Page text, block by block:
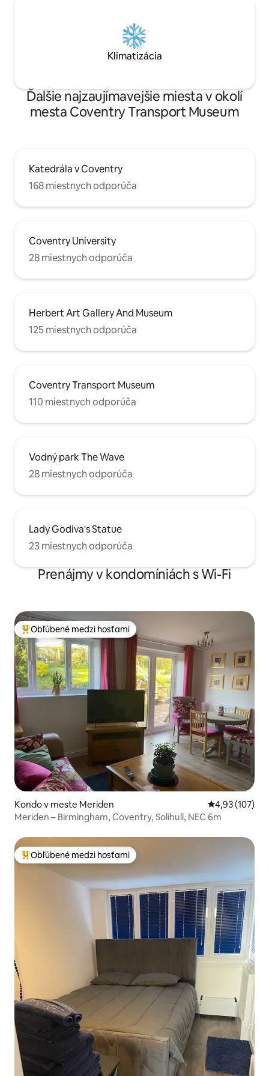
Klimatizácia
Ďalšie najzaujímavejšie miesta v okolí
mesta Coventry Transport Museum
Katedrála v Coventry
168 miestnych odporúča
Coventry University
28 miestnych odporúča
Herbert Art Gallery And Museum
125 miestnych odporúča
Coventry Transport Museum
110 miestnych odporúča
Vodný park The Wave
28 miestnych odporúča
Lady Godiva's Statue
23 miestnych odporúča
Prenájmy v kondomíniách s Wi-Fi
Najobľúbenejšie medzi hosťami
Obľúbené medzi hosťami
Kondo v meste Meriden Priemerné
4,93 (107)
Meriden – Birmingham, Coventry, Solihull, NEC 6m
Najobľúbenejšie medzi hosťami
Obľúbené medzi hosťami